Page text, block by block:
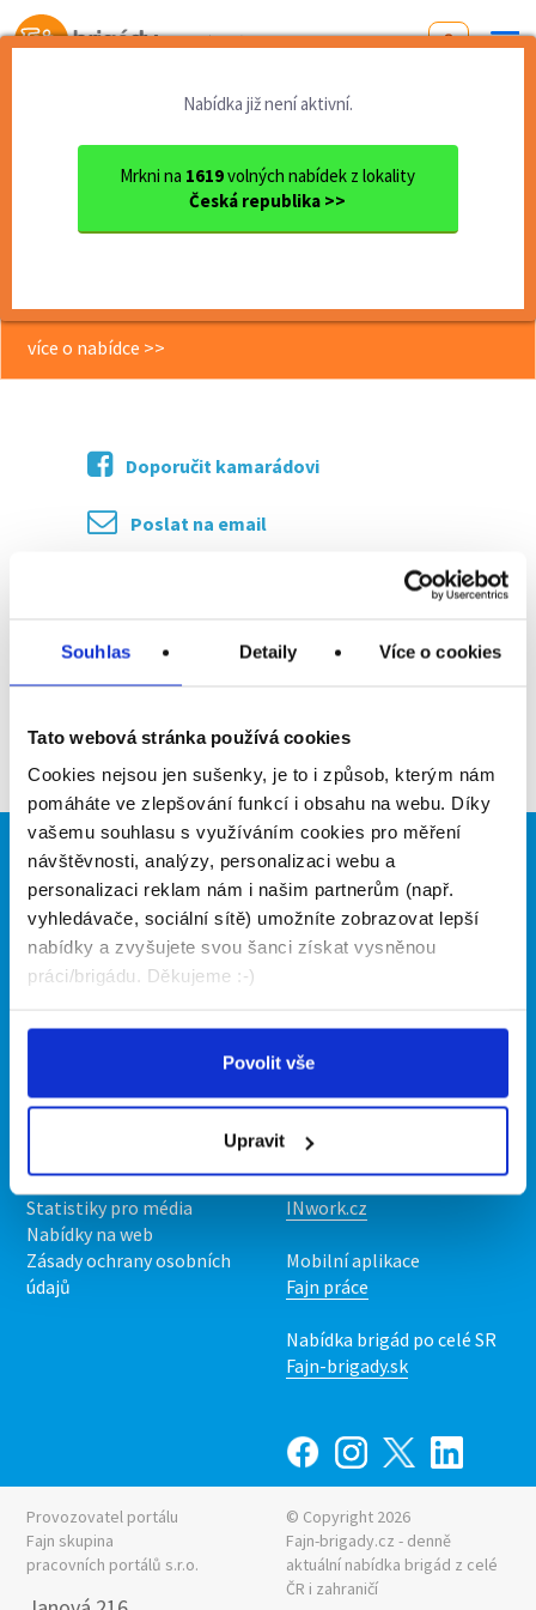
Souhlas Detaily Více o cookies
Tato webová stránka používá cookies
Cookies nejsou jen sušenky, je to i způsob, kterým nám
pomáháte ve zlepšování funkcí i obsahu na webu. Díky
vašemu souhlasu s využíváním cookies pro měření
návštěvnosti, analýzy, personalizaci webu a
personalizaci reklam nám i našim partnerům (např.
vyhledávače, sociální sítě) umožníte zobrazovat lepší
nabídky a zvyšujete svou šanci získat vysněnou
práci/brigádu. Děkujeme :-)
Povolit vše
Upravit
Od první brigády
Nabídka již není aktivní.
Mrkni na 1619volných nabídek z lokality
Česká republika >>
Olomoucký kraj
okres Olomouc
Olomouc
Počítání zboží - 145-200Kč/...
Počítání zboží - 145-200Kč/hod -
více o nabídce >>
Doporučit kamarádovi
Poslat na email
Zpět
Brigádníci
Články
Hledané brigády
Firmy
Vložit inzerát
Ceník
Kontakt
Upravit předvolby cookies
Statistiky pro média
Nabídky na web
Zásady ochrany osobních
údajů
Naše další projekty
Mobilní aplikace
Nabídka práce z celé ČR
INwork.cz
Mobilní aplikace
Fajn práce
Nabídka brigád po celé SR
Fajn-brigady.sk
Provozovatel portálu
Fajn skupina
pracovních portálů s.r.o.
© Copyright 2026
Fajn-brigady.cz - denně
aktuální nabídka brigád z celé
ČR i zahraničí